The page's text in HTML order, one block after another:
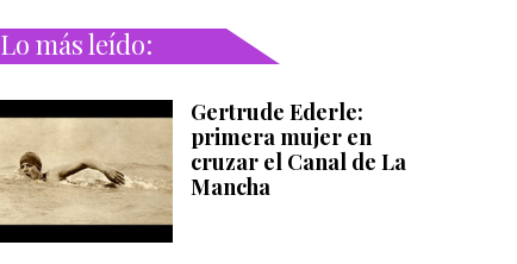
Lo más leído:
Gertrude Ederle:
primera mujer en
cruzar el Canal de La
Mancha